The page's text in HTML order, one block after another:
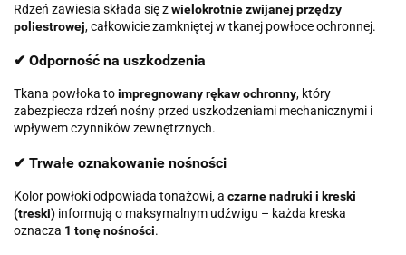
Rdzeń zawiesia składa się zwielokrotnie zwijanej przędzy
poliestrowej, całkowicie zamkniętej w tkanej powłoce ochronnej.
✔ Odporność na uszkodzenia
Tkana powłoka toimpregnowany rękaw ochronny, który
zabezpiecza rdzeń nośny przed uszkodzeniami mechanicznymi i
wpływem czynników zewnętrznych.
✔ Trwałe oznakowanie nośności
Kolor powłoki odpowiada tonażowi, a czarne nadruki i kreski
(treski) informują o maksymalnym udźwigu – każda kreska
oznacza 1 tonę nośności.